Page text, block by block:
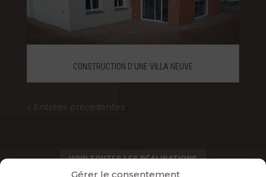
Gérer le consentement
CONSTRUCTION D’UNE VILLA NEUVE
« Entrées précédentes
VOIR TOUTES LES RÉALISATIONS